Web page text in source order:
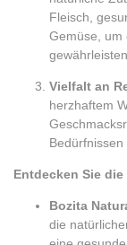
Fleisch,
Gemüse, um
gewährleisten.
Vielfalt an
herzhaftem
Entdecken Sie
Bozita
die